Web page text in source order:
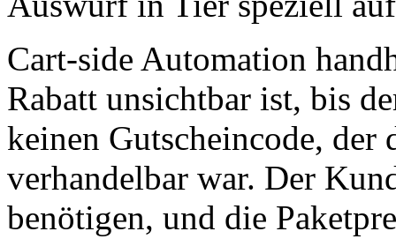
Cart-side Automation
Rabatt unsichtbar ist, bis
keinen Gutscheincode, der
verhandelbar war. Der
benötigen, und die